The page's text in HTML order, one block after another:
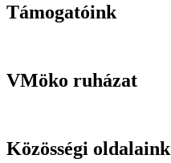
Támogatóink
VMöko ruházat
Közösségi oldalaink